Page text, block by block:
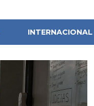
INTERNACIONAL